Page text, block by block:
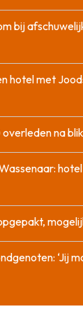
bij
hotel met
na
‘Jij